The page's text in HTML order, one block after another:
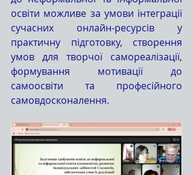
освіти можливе за умови інтеграції
сучасних онлайн-ресурсів у
практичну підготовку, створення
умов для творчої самореалізації,
формування мотивації до
самоосвіти та професійного
самовдосконалення.